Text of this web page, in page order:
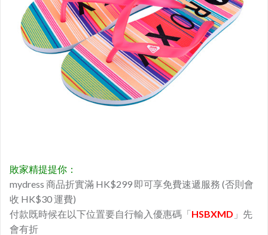
敗家精提提你：
mydress 商品折實滿 HK$299 即可享免費速遞服務 (否則會
收 HK$30 運費)
付款既時候在以下位置要自行輸入優惠碼「HSBXMD 」先
會有折